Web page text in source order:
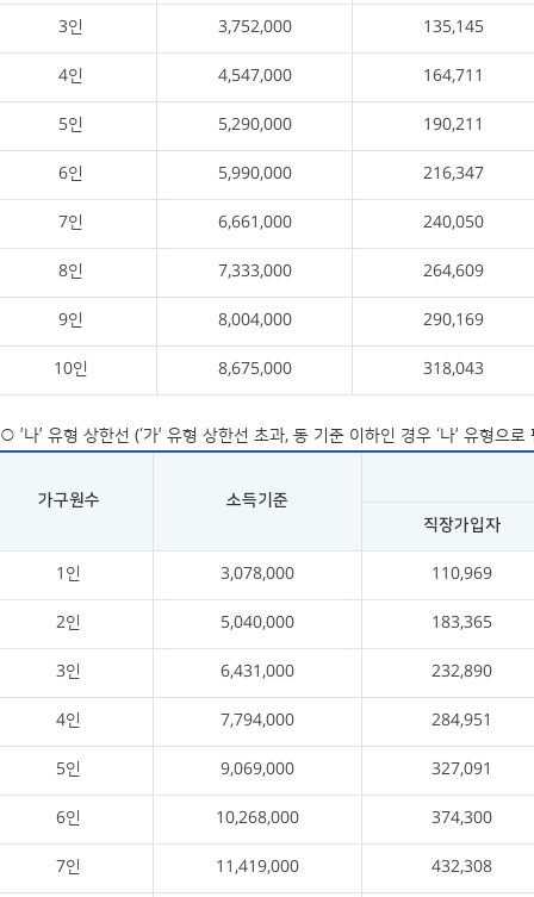
3인 3,752,000 135,145
4인 4,547,000 164,711
5인 5,290,000 190,211
6인 5,990,000 216,347
7인 6,661,000 240,050
8인 7,333,000 264,609
9인 8,004,000 290,169
10인 8,675,000 318,043
○ ’나’ 유형 상한선 (‘가’ 유형 상한선 초과, 동 기준 이하인 경우 ‘나’ 유형으로
가구원수
소득기준
직장가입자
1인 3,078,000 110,969
2인 5,040,000 183,365
3인 6,431,000 232,890
4인 7,794,000 284,951
5인 9,069,000 327,091
6인 10,268,000 374,300
7인 11,419,000 432,308